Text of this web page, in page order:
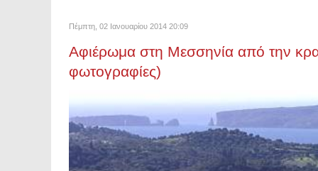
Πέμπτη, 02 Ιανουαρίου 2014 20:09
Αφιέρωμα στη Μεσσηνία από την
φωτογραφίες)